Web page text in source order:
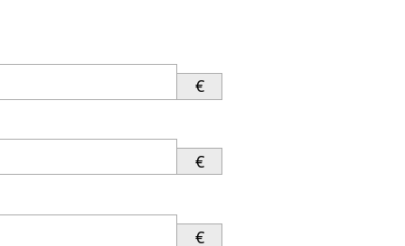
€
€
€